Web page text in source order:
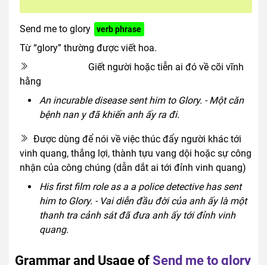
Send me to glory verb phrase
Từ “glory” thường được viết hoa.
Giết người hoặc tiễn ai đó về cõi vĩnh
hằng
An incurable disease sent him to Glory. - Một căn
bệnh nan y đã khiến anh ấy ra đi.
Được dùng để nói về việc thúc đẩy người khác tới
vinh quang, thắng lợi, thành tựu vang dội hoặc sự công
nhận của công chúng (dẫn dắt ai tới đỉnh vinh quang)
His first film role as a a police detective has sent
him to Glory. - Vai diễn đầu đời của anh ấy là một
thanh tra cảnh sát đã đưa anh ấy tới đỉnh vinh
quang.
Grammar and Usage ofSend me to glory